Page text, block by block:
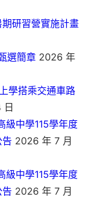
研習營實施計畫
選簡章 2026 年
學搭乘交通車路
級中學115學年度
2026 年 7 月
級中學115學年度
2026 年 7 月